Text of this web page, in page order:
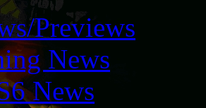
Previews
News
News